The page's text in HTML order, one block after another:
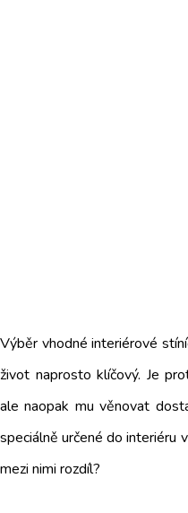
Výběr vhodné interiérové
život naprosto klíčový. Je
ale naopak mu věnovat
speciálně určené do interiéru
mezi nimi rozdíl?